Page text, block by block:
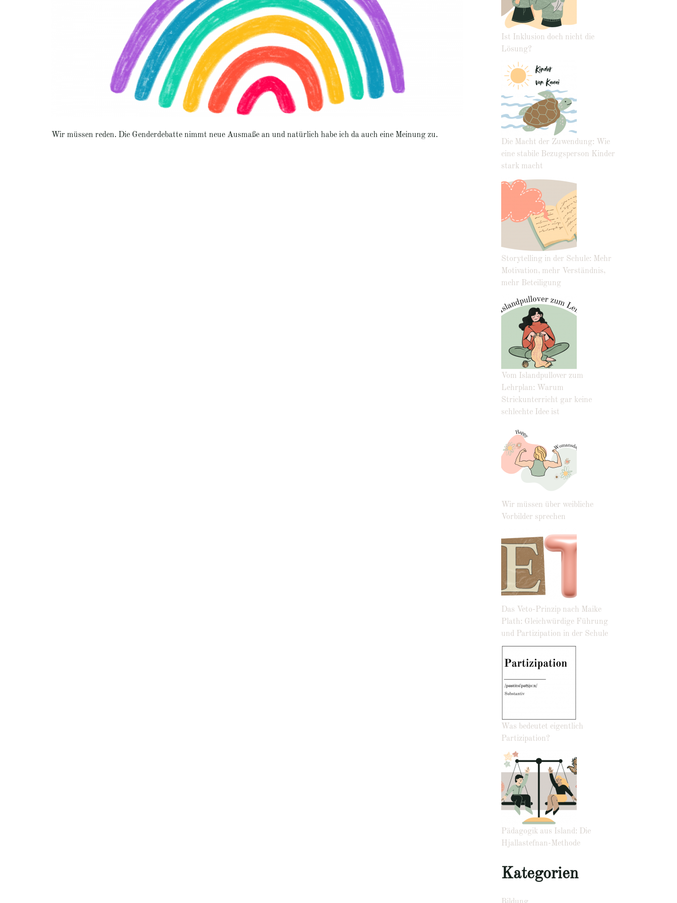
Wir müssen reden. Die Genderdebatte nimmt neue Ausmaße an und natürlich habe ich da auch eine Meinung zu.
Ist Inklusion doch nicht die
Lösung?
Die Macht der Zuwendung: Wie
eine stabile Bezugsperson Kinder
stark macht
Storytelling in der Schule: Mehr
Motivation, mehr Verständnis,
mehr Beteiligung
Vom Islandpullover zum
Lehrplan: Warum
Strickunterricht gar keine
schlechte Idee ist
Wir müssen über weibliche
Vorbilder sprechen
Das Veto-Prinzip nach Maike
Plath: Gleichwürdige Führung
und Partizipation in der Schule
Was bedeutet eigentlich
Partizipation?
Pädagogik aus Island: Die
Hjallastefnan-Methode
Kategorien